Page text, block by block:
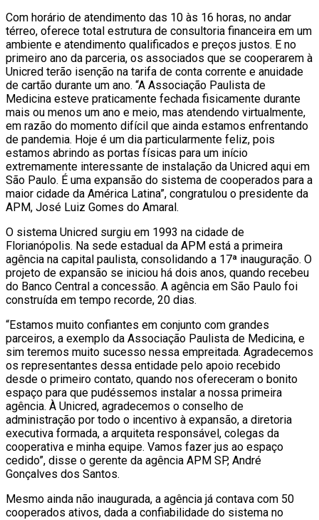
Com horário de atendimento das 10 às 16 horas, no andar
térreo, oferece total estrutura de consultoria financeira em um
ambiente e atendimento qualificados e preços justos. E no
primeiro ano da parceria, os associados que se cooperarem à
Unicred terão isenção na tarifa de conta corrente e anuidade
de cartão durante um ano. “A Associação Paulista de
Medicina esteve praticamente fechada fisicamente durante
mais ou menos um ano e meio, mas atendendo virtualmente,
em razão do momento difícil que ainda estamos enfrentando
de pandemia. Hoje é um dia particularmente feliz, pois
estamos abrindo as portas físicas para um início
extremamente interessante de instalação da Unicred aqui em
São Paulo. É uma expansão do sistema de cooperados para a
maior cidade da América Latina”, congratulou o presidente da
APM, José Luiz Gomes do Amaral.
O sistema Unicred surgiu em 1993 na cidade de
Florianópolis. Na sede estadual da APM está a primeira
agência na capital paulista, consolidando a 17ª inauguração. O
projeto de expansão se iniciou há dois anos, quando recebeu
do Banco Central a concessão. A agência em São Paulo foi
construída em tempo recorde, 20 dias.
“Estamos muito confiantes em conjunto com grandes
parceiros, a exemplo da Associação Paulista de Medicina, e
sim teremos muito sucesso nessa empreitada. Agradecemos
os representantes dessa entidade pelo apoio recebido
desde o primeiro contato, quando nos ofereceram o bonito
espaço para que pudéssemos instalar a nossa primeira
agência. À Unicred, agradecemos o conselho de
administração por todo o incentivo à expansão, a diretoria
executiva formada, a arquiteta responsável, colegas da
cooperativa e minha equipe. Vamos fazer jus ao espaço
cedido”, disse o gerente da agência APM SP, André
Gonçalves dos Santos.
Mesmo ainda não inaugurada, a agência já contava com 50
cooperados ativos, dada a confiabilidade do sistema no